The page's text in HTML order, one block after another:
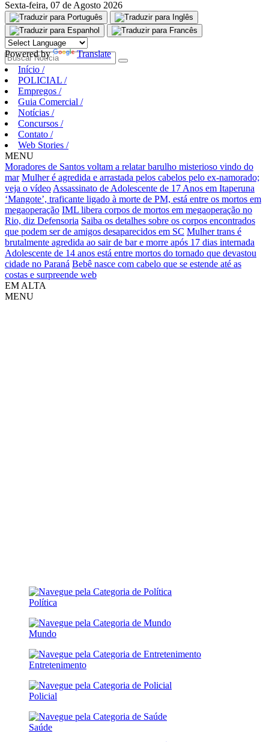
Aguarde, carregando...
Sexta-feira, 07 de Agosto 2026
Powered by
Translate
Início /
POLICIAL /
Empregos /
Guia Comercial /
Notícias /
Concursos /
Contato /
Web Stories /
MENU
Moradores de Santos voltam a relatar barulho misterioso vindo do
mar Mulher é agredida e arrastada pelos cabelos pelo ex-namorado;
veja o vídeo Assassinato de Adolescente de 17 Anos em Itaperuna
‘Mangote’, traficante ligado à morte de PM, está entre os mortos em
megaoperação IML libera corpos de mortos em megaoperação no
Rio, diz Defensoria Saiba os detalhes sobre os corpos encontrados
que podem ser de amigos desaparecidos em SC Mulher trans é
brutalmente agredida ao sair de bar e morre após 17 dias internada
Adolescente de 14 anos está entre mortos do tornado que devastou
cidade no Paraná Bebê nasce com cabelo que se estende até as
costas e surpreende web
EM ALTA
MENU
Política
Mundo
Entretenimento
Policial
Saúde